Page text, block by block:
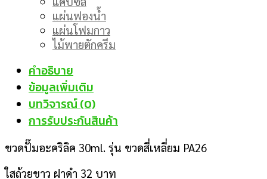
แผ่นฟองน้ำ
แผ่นโฟมกาว
ไม้พายตักครีม
คำอธิบาย
ข้อมูลเพิ่มเติม
บทวิจารณ์ (0)
การรับประกันสินค้า
ขวดปั๊มอะคริลิค 30ml. รุ่น ขวดสี่เหลี่ยม PA26
ใสถ้วยขาว ฝาดำ 32 บาท